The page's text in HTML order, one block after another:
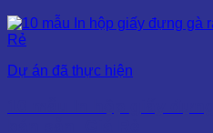
Dự án đã thực hiện